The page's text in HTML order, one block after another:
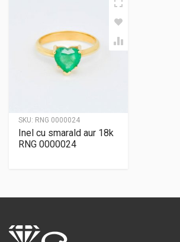
SKU: RNG 0000024
Inel cu smarald aur 18k
RNG 0000024